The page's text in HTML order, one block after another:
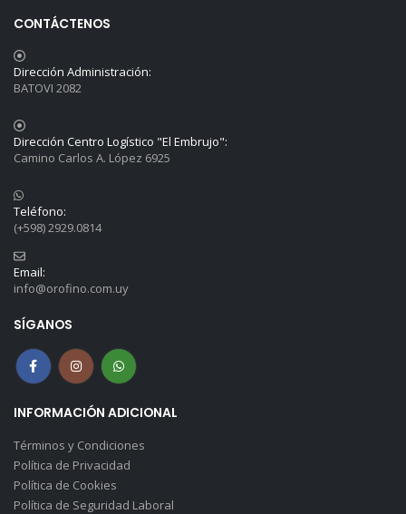
CONTÁCTENOS
Dirección Administración:
BATOVI 2082
Dirección Centro Logístico "El Embrujo":
Camino Carlos A. López 6925
Teléfono:
(+598) 2929.0814
Email:
info@orofino.com.uy
SÍGANOS
INFORMACIÓN ADICIONAL
Términos y Condiciones
Política de Privacidad
Política de Cookies
Política de Seguridad Laboral